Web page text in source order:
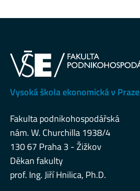
Vysoká škola ekonomická v Praze
Fakulta podnikohospodářská
nám. W. Churchilla 1938/4
130 67 Praha 3 - Žižkov
Děkan fakulty
prof. Ing. Jiří Hnilica, Ph.D.